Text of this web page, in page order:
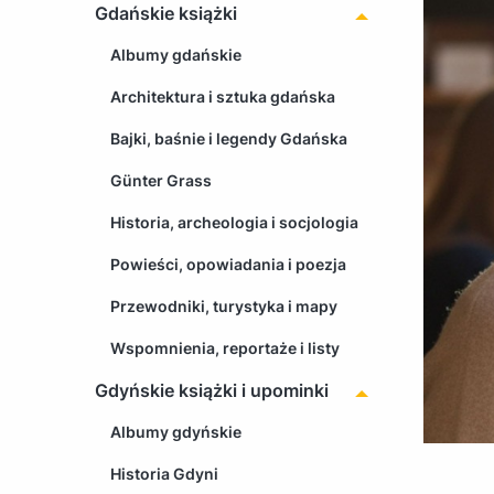
Gdańskie książki
Albumy gdańskie
Architektura i sztuka gdańska
Bajki, baśnie i legendy Gdańska
Günter Grass
Historia, archeologia i socjologia
Powieści, opowiadania i poezja
Przewodniki, turystyka i mapy
Wspomnienia, reportaże i listy
Gdyńskie książki i upominki
Albumy gdyńskie
Historia Gdyni